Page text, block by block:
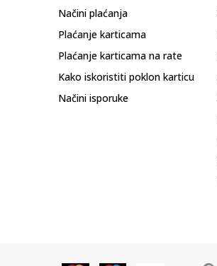
Načini plaćanja
Plaćanje karticama
Plaćanje karticama na rate
Kako iskoristiti poklon karticu
Načini isporuke